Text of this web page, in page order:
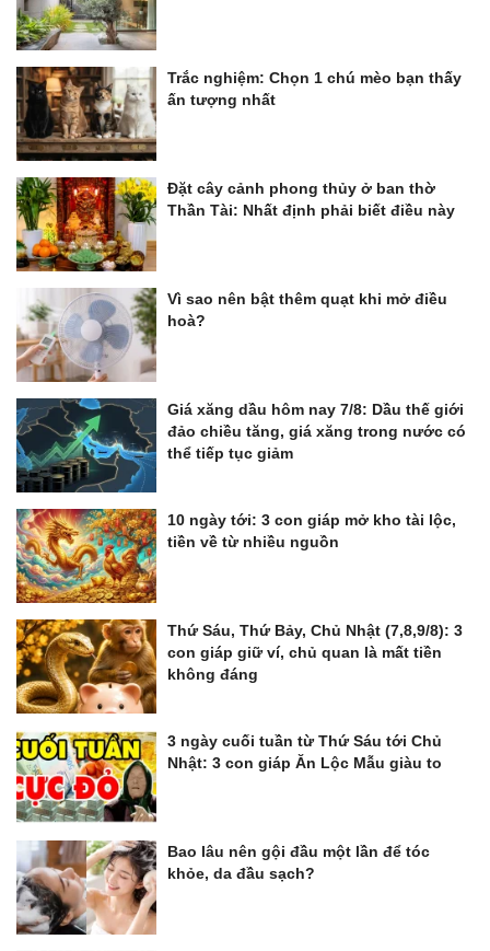
Trắc nghiệm: Chọn 1 chú mèo bạn thấy
ấn tượng nhất
Đặt cây cảnh phong thủy ở ban thờ
Thần Tài: Nhất định phải biết điều này
Vì sao nên bật thêm quạt khi mở điều
hoà?
Giá xăng dầu hôm nay 7/8: Dầu thế giới
đảo chiều tăng, giá xăng trong nước có
thể tiếp tục giảm
10 ngày tới: 3 con giáp mở kho tài lộc,
tiền về từ nhiều nguồn
Thứ Sáu, Thứ Bảy, Chủ Nhật (7,8,9/8): 3
con giáp giữ ví, chủ quan là mất tiền
không đáng
3 ngày cuối tuần từ Thứ Sáu tới Chủ
Nhật: 3 con giáp Ăn Lộc Mẫu giàu to
Bao lâu nên gội đầu một lần để tóc
khỏe, da đầu sạch?